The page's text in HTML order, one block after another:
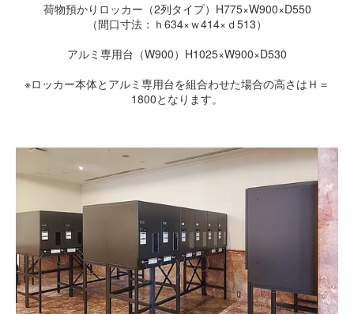
荷物預かりロッカー（2列タイプ）H775×W900×D550
（間口寸法：ｈ634×ｗ414×ｄ513）
アルミ専用台（W900）H1025×W900×D530
※ロッカー本体とアルミ専用台を組合わせた場合の高さはＨ＝
1800となります。